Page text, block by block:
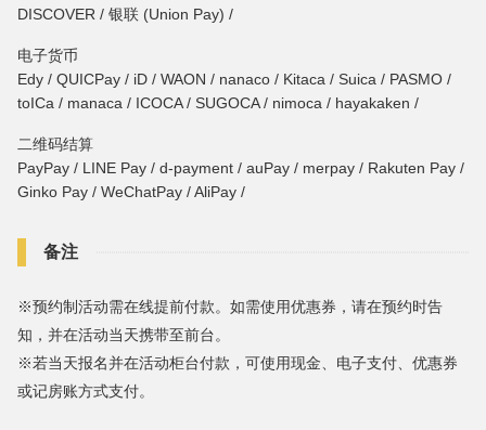
DISCOVER / 银联 (Union Pay) /
电子货币
Edy / QUICPay / iD / WAON / nanaco / Kitaca / Suica / PASMO /
toICa / manaca / ICOCA / SUGOCA / nimoca / hayakaken /
二维码结算
PayPay / LINE Pay / d-payment / auPay / merpay / Rakuten Pay /
Ginko Pay / WeChatPay / AliPay /
备注
※预约制活动需在线提前付款。如需使用优惠券，请在预约时告
知，并在活动当天携带至前台。
※若当天报名并在活动柜台付款，可使用现金、电子支付、优惠券
或记房账方式支付。